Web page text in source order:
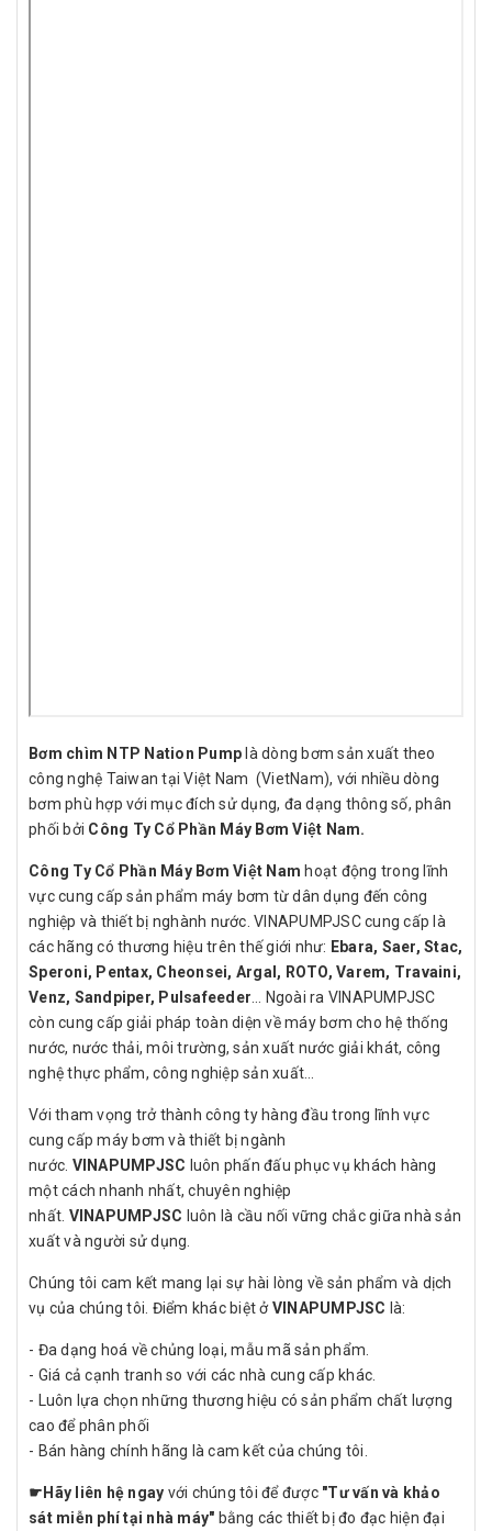
Bơm chìm NTP Nation Pumplà dòng bơm sản xuất theo
công nghệ Taiwan tại Việt Nam (VietNam), với nhiều dòng
bơm phù hợp với mục đích sử dụng, đa dạng thông số, phân
phối bởi Công Ty Cổ Phần Máy Bơm Việt Nam.
Công Ty Cổ Phần Máy Bơm Việt Nam hoạt động trong lĩnh
vực cung cấp sản phẩm máy bơm từ dân dụng đến công
nghiệp và thiết bị nghành nước. VINAPUMPJSC cung cấp là
các hãng có thương hiệu trên thế giới như: Ebara, Saer, Stac,
Speroni, Pentax, Cheonsei, Argal, ROTO, Varem, Travaini,
Venz, Sandpiper, Pulsafeeder … Ngoài ra VINAPUMPJSC
còn cung cấp giải pháp toàn diện về máy bơm cho hệ thống
nước, nước thải, môi trường, sản xuất nước giải khát, công
nghệ thực phẩm, công nghiệp sản xuất…
Với tham vọng trở thành công ty hàng đầu trong lĩnh vực
cung cấp máy bơm và thiết bị ngành
nước. VINAPUMPJSC luôn phấn đấu phục vụ khách hàng
một cách nhanh nhất, chuyên nghiệp
nhất. VINAPUMPJSC luôn là cầu nối vững chắc giữa nhà sản
xuất và người sử dụng.
Chúng tôi cam kết mang lại sự hài lòng về sản phẩm và dịch
vụ của chúng tôi. Điểm khác biệt ởVINAPUMPJSC là:
- Đa dạng hoá về chủng loại, mẫu mã sản phẩm.
- Giá cả cạnh tranh so với các nhà cung cấp khác.
- Luôn lựa chọn những thương hiệu có sản phẩm chất lượng
cao để phân phối
- Bán hàng chính hãng là cam kết của chúng tôi.
☛Hãy liên hệ ngay với chúng tôi để được "Tư vấn và khảo
sát miễn phí tại nhà máy" bằng các thiết bị đo đạc hiện đại